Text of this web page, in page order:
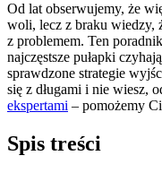
Od lat obserwujemy, że
woli, lecz z braku wiedzy,
z problemem. Ten
najczęstsze pułapki
sprawdzone strategie
się z długami i nie wiesz,
ekspertami – pomożemy
Spis treści